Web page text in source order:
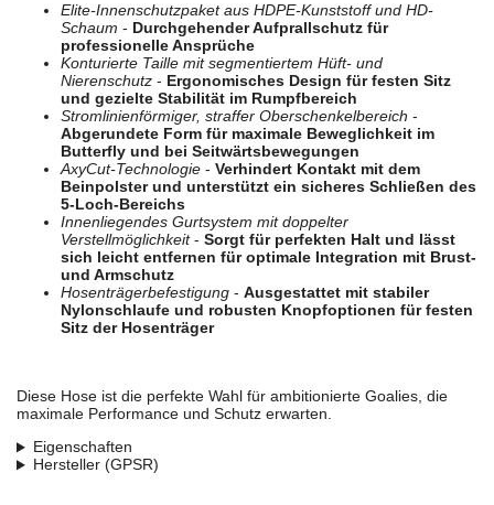
Elite-Innenschutzpaket aus HDPE-Kunststoff und HD-
Schaum - Durchgehender Aufprallschutz für
professionelle Ansprüche
Konturierte Taille mit segmentiertem Hüft- und
Nierenschutz - Ergonomisches Design für festen Sitz
und gezielte Stabilität im Rumpfbereich
Stromlinienförmiger, straffer Oberschenkelbereich -
Abgerundete Form für maximale Beweglichkeit im
Butterfly und bei Seitwärtsbewegungen
AxyCut-Technologie - Verhindert Kontakt mit dem
Beinpolster und unterstützt ein sicheres Schließen des
5-Loch-Bereichs
Innenliegendes Gurtsystem mit doppelter
Verstellmöglichkeit- Sorgt für perfekten Halt und lässt
sich leicht entfernen für optimale Integration mit Brust-
und Armschutz
Hosenträgerbefestigung - Ausgestattet mit stabiler
Nylonschlaufe und robusten Knopfoptionen für festen
Sitz der Hosenträger
Diese Hose ist die perfekte Wahl für ambitionierte Goalies, die
maximale Performance und Schutz erwarten.
Eigenschaften
Hersteller (GPSR)